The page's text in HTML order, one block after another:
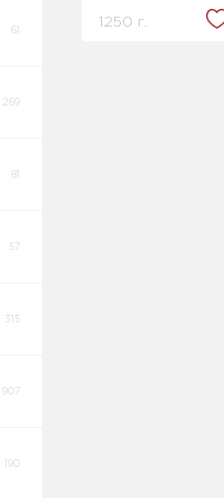
61
269
81
57
315
907
190
1250 г.